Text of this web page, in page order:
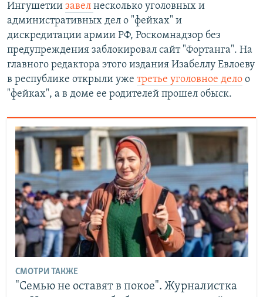
Ингушетии завел несколько уголовных и
административных дел о "фейках" и
дискредитации армии РФ, Роскомнадзор без
предупреждения заблокировал сайт "Фортанга". На
главного редактора этого издания Изабеллу Евлоеву
в республике открыли уже третье уголовное дело о
"фейках", а в доме ее родителей прошел обыск.
СМОТРИ ТАКЖЕ
"Семью не оставят в покое". Журналистка